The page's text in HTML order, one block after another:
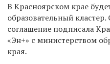
В Красноярском крае
образовательный
соглашение подписала
«Эн+» с министерством
края.